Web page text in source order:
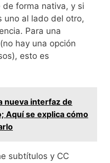
de forma nativa, y si
uno al lado del otro,
Para una
hay una opción
esto es
nueva interfaz de
Aquí se explica cómo
subtítulos y CC